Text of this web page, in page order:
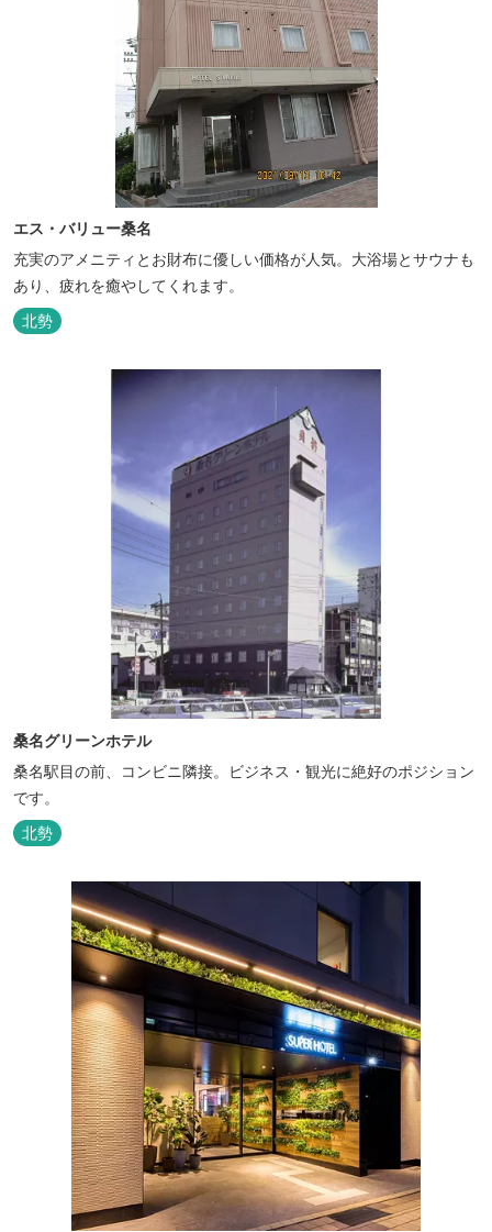
エス・バリュー桑名
充実のアメニティとお財布に優しい価格が人気。大浴場とサウナも
あり、疲れを癒やしてくれます。
北勢
桑名グリーンホテル
桑名駅目の前、コンビニ隣接。ビジネス・観光に絶好のポジション
です。
北勢